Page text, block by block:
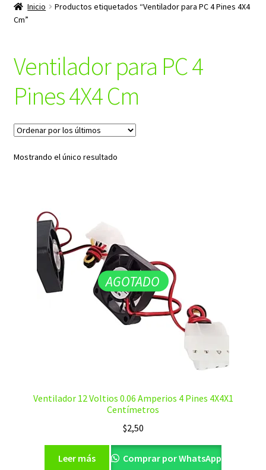
hijo
productos
Inicio
Productos etiquetados “Ventilador para PC 4 Pines 4X4
Cm”
Ventilador para PC 4
Pines 4X4 Cm
Mostrando el único resultado
AGOTADO
Ventilador 12 Voltios 0.06 Amperios 4 Pines 4X4X1
Centímetros
$2,50
Leer más Comprar por WhatsApp